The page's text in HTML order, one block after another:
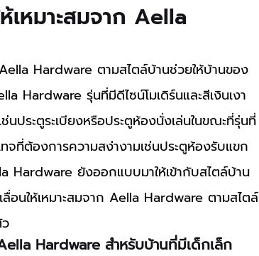
เหมาะสมจาก Aella
Hardware รุ่นที่มีดีไซน์โมเดิร์นและสีเงินเงา
นประตูระเบียงหรือประตูห้องนั่งเล่นในขณะที่รุ่นที่
จที่ต้องการความสง่างามเช่นประตูห้องรับแขก
Hardware ยังออกแบบมาให้เข้ากับสไตล์บ้าน
อนให้เหมาะสมจาก Aella Hardware ตามสไตล์
Hardware สำหรับบ้านที่มีเด็กเล็ก